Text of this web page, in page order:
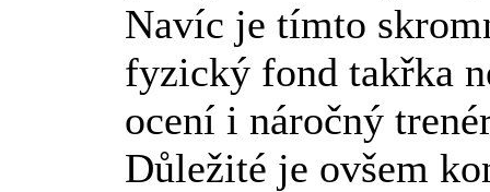
Navíc je tímto
fyzický fond takřka
ocení i náročný
Důležité je ovšem